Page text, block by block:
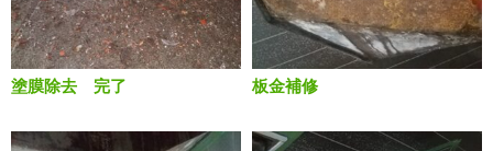
塗膜除去 完了 板金補修